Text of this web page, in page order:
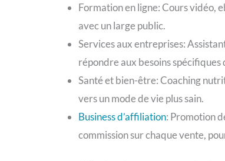
Formation en ligne: Cours vidéo,
avec un large public.
Services aux entreprises:
répondre aux besoins spécifiques
Santé et bien-être: Coaching
vers un mode de vie plus sain.
Business d’affiliation: Promotion
commission sur chaque vente,